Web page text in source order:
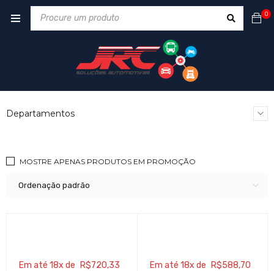
0
Departamentos
Ordenação padrão
MOSTRE APENAS PRODUTOS EM PROMOÇÃO
Em até 18x de R$720,33
Em até 18x de R$588,70